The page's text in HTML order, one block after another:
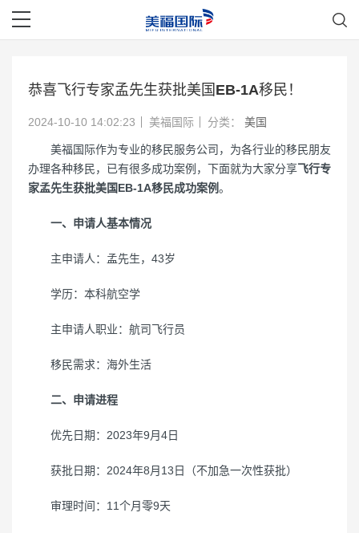
恭喜飞行专家孟先生获批美国EB-1A移民！
2024-10-10 14:02:23 美福国际 分类： 美国
美福国际作为专业的移民服务公司，为各行业的移民朋友
办理各种移民，已有很多成功案例，下面就为大家分享飞行专
家孟先生获批美国EB-1A移民成功案例。
一、申请人基本情况
主申请人：孟先生，43岁
学历：本科航空学
主申请人职业：航司飞行员
移民需求：海外生活
二、申请进程
优先日期：2023年9月4日
获批日期：2024年8月13日（不加急一次性获批）
审理时间：11个月零9天